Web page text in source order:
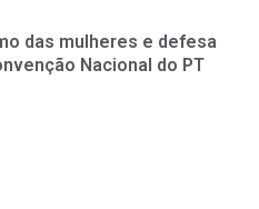
das mulheres e defesa
Nacional do PT